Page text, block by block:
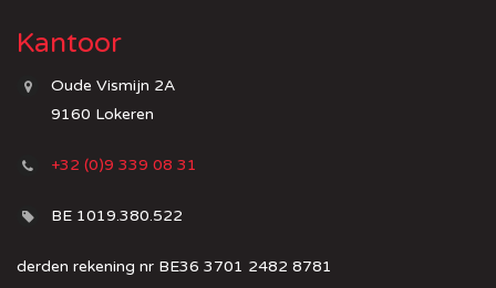
Kantoor
Oude Vismijn 2A
9160 Lokeren
+32 (0)9 339 08 31
BE 1019.380.522
derden rekening nr BE36 3701 2482 8781